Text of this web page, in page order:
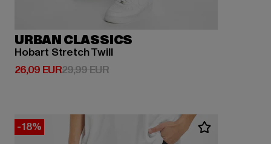
URBAN CLASSICS
Hobart Stretch Twill
26,09 EUR
Derzeitiger Preis: 26,09 EUR
29,99 EURAktionspreis: 29,99 EUR
-18%